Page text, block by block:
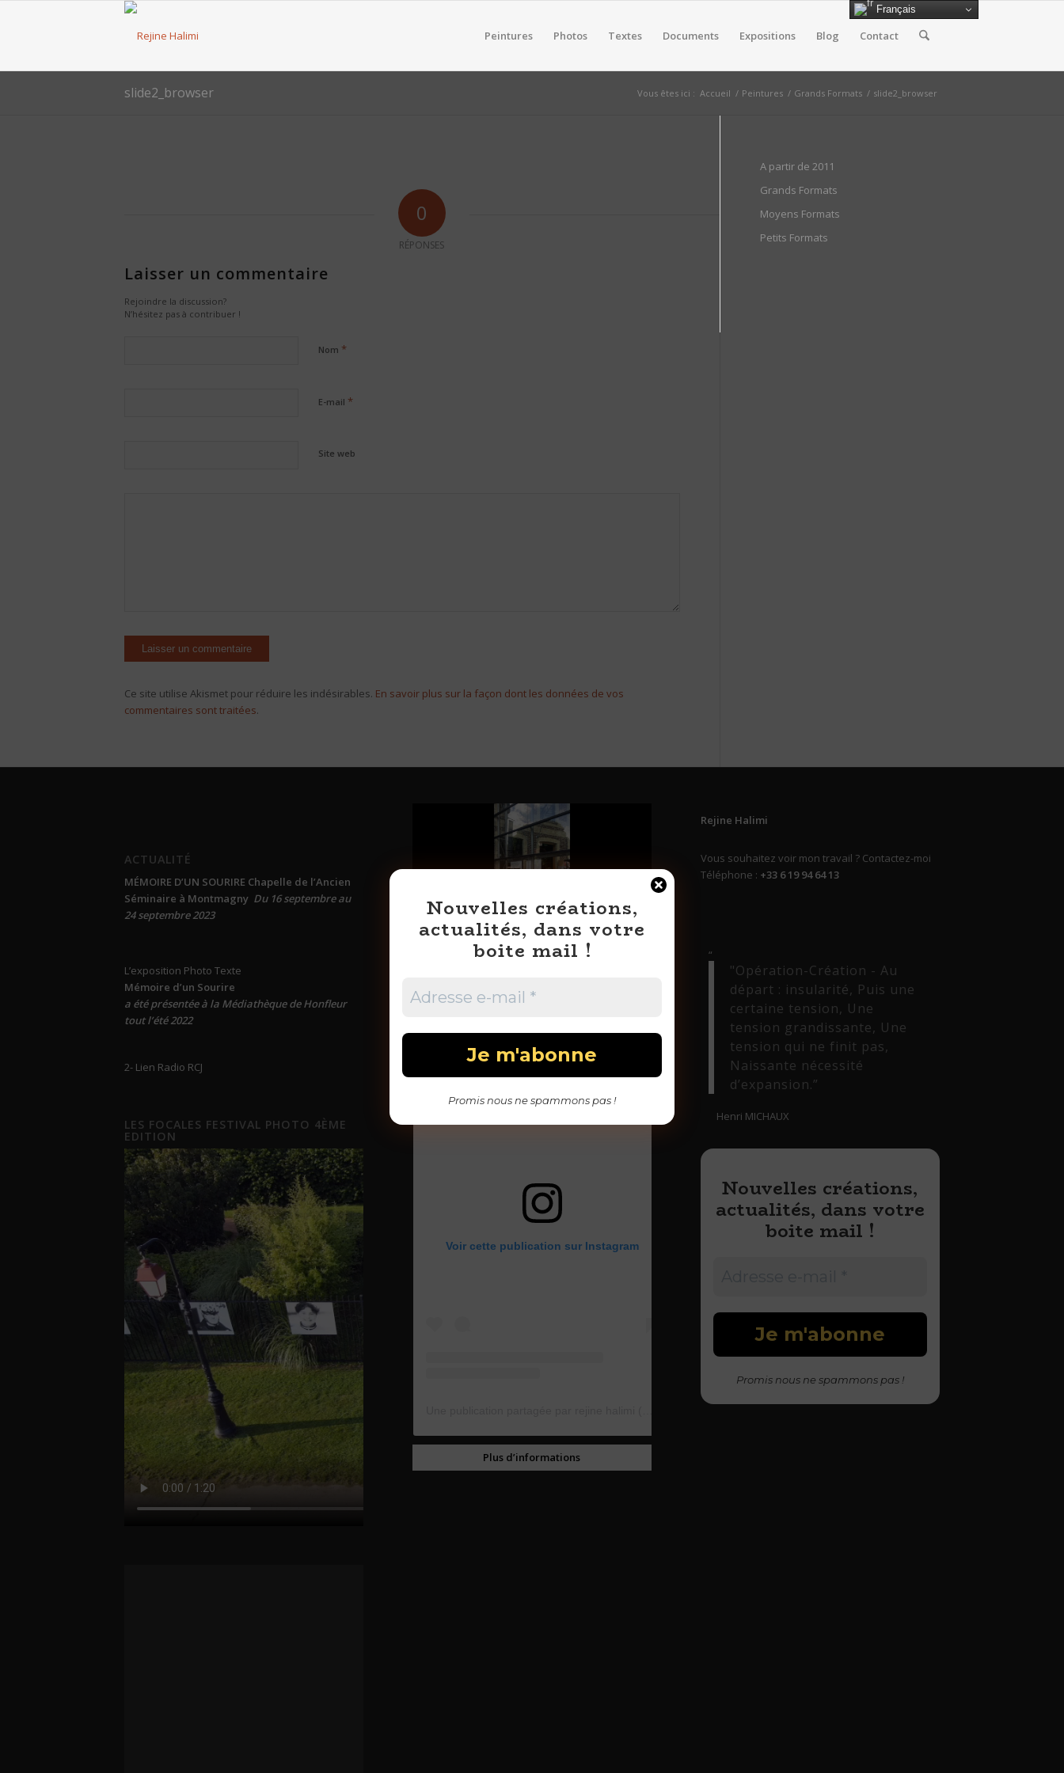
Peintures Photos Textes Documents Expositions Blog Contact
slide2_browser Vous êtes ici : Accueil / Peintures / Grands Formats / slide2_browser
Nouvelles créations,
actualités, dans votre
boite mail !
Promis nous ne spammons pas !
0
RÉPONSES
Laisser un commentaire
Rejoindre la discussion?
N’hésitez pas à contribuer !
Nom *
E-mail *
Site web
Ce site utilise Akismet pour réduire les indésirables. En savoir plus sur la façon dont les données de vos
commentaires sont traitées.
A partir de 2011
Grands Formats
Moyens Formats
Petits Formats
ACTUALITÉ
MÉMOIRE D’UN SOURIRE Chapelle de l’Ancien
Séminaire à Montmagny Du 16 septembre au
24 septembre 2023
L’exposition Photo Texte
Mémoire d’un Sourire
a été présentéeà la Médiathèque de Honfleur
tout l’été 2022
2- Lien Radio RCJ
LES FOCALES FESTIVAL PHOTO 4ÈME
EDITION
Médiathèque Maurice Delange Honfleur 2022
LE FESTIVAL ZOOM PHOTO – JARDIN
DU TRIPOT, HONFLEUR
Voir cette publication sur Instagram
Plus d’informations
Rejine Halimi
Vous souhaitez voir mon travail ? Contactez-moi
Téléphone : +33 6 19 94 64 13
“
"Opération-Création - Au
départ : insularité, Puis une
certaine tension, Une
tension grandissante, Une
tension qui ne finit pas,
Naissante nécessité
d’expansion.”
Henri MICHAUX
Nouvelles créations,
actualités, dans votre
boite mail !
Promis nous ne spammons pas !
Français